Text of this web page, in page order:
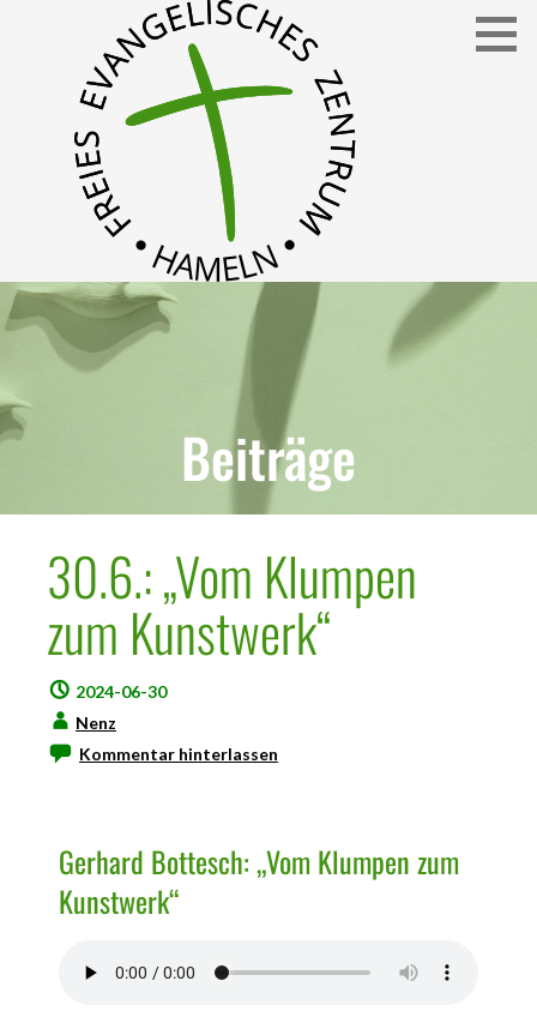
FEZ
Freies Evangelisches Zentrum in Hameln
Beiträge
30.6.: „Vom Klumpen
zum Kunstwerk“
2024-06-30
Nenz
Kommentar hinterlassen
Gerhard Bottesch: „Vom Klumpen zum
Kunstwerk“